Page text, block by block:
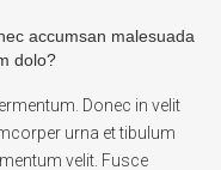
accumsan malesuada
dolo?
Donec in velit
urna et tibulum
velit. Fusce